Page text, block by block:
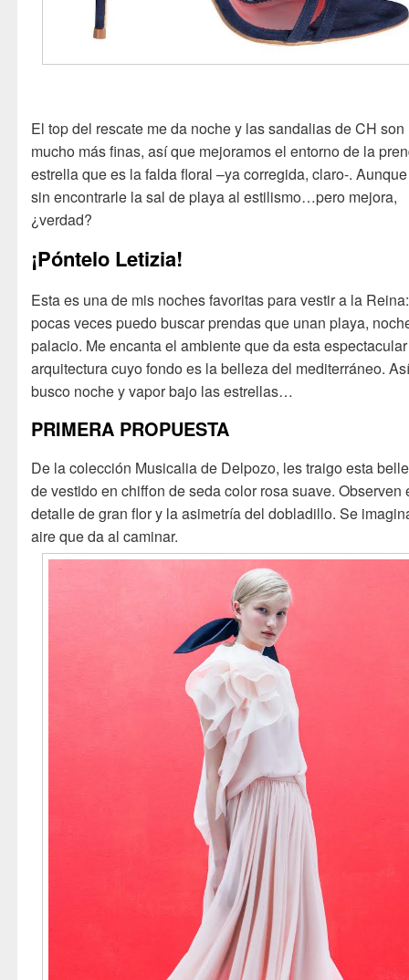
El top del rescate me da noche y las sandalias de CH son
mucho más finas, así que mejoramos el entorno de la
estrella que es la falda floral –ya corregida, claro-.
sin encontrarle la sal de playa al estilismo…pero mejora,
¿verdad?
¡Póntelo Letizia!
Esta es una de mis noches favoritas para vestir a la Reina:
pocas veces puedo buscar prendas que unan playa,
palacio. Me encanta el ambiente que da esta espectacular
arquitectura cuyo fondo es la belleza del mediterráneo.
busco noche y vapor bajo las estrellas…
PRIMERA PROPUESTA
De la colección Musicalia de Delpozo, les traigo esta
de vestido en chiffon de seda color rosa suave. Observen
detalle de gran flor y la asimetría del dobladillo. Se
aire que da al caminar.